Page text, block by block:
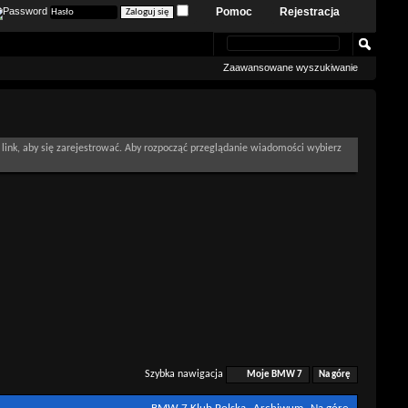
Rejestracja
Pomoc
Zaawansowane wyszukiwanie
aby się zarejestrować. Aby rozpocząć przeglądanie wiadomości wybierz
Szybka nawigacja Moje BMW 7 Na górę